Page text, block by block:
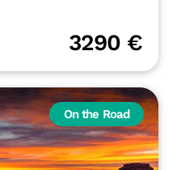
3290 €
On the Road